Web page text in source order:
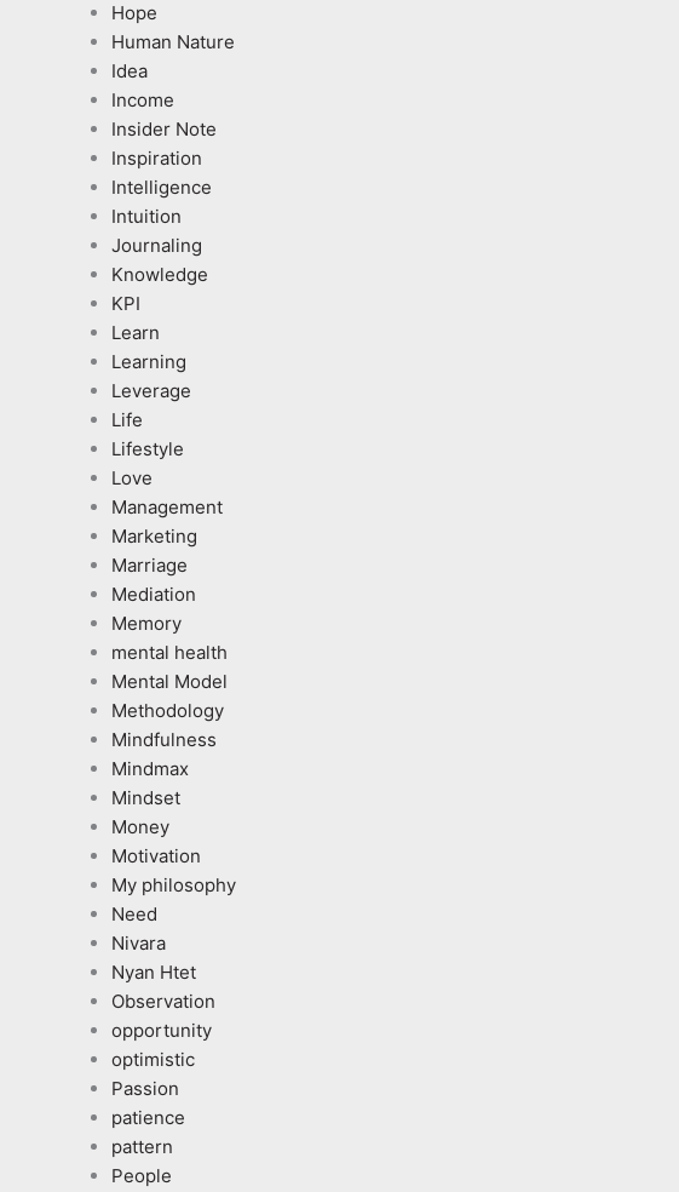
Hope
Human Nature
Idea
Income
Insider Note
Inspiration
Intelligence
Intuition
Journaling
Knowledge
KPI
Learn
Learning
Leverage
Life
Lifestyle
Love
Management
Marketing
Marriage
Mediation
Memory
mental health
Mental Model
Methodology
Mindfulness
Mindmax
Mindset
Money
Motivation
My philosophy
Need
Nivara
Nyan Htet
Observation
opportunity
optimistic
Passion
patience
pattern
People